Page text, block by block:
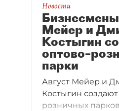
Новости
Мейер и
Костыгин
парки
Август Мейер и
Костыгин создают
розничных